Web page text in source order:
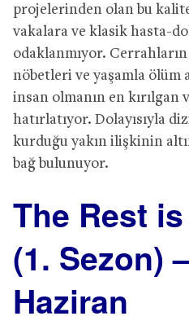
projelerinden olan bu
vakalara ve klasik hasta-
odaklanmıyor.
nöbetleri ve yaşamla ölüm
insan olmanın en kırılgan
hatırlatıyor. Dolayısıyla
kurduğu yakın ilişkinin
bağ bulunuyor.
The Rest
(1. Sezon)
Haziran